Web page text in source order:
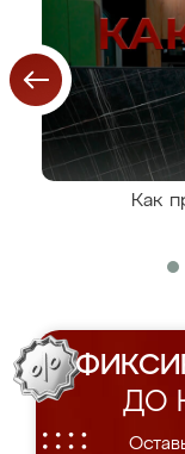
Как
ДО